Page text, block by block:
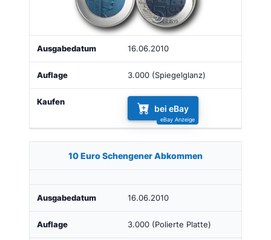
16.06.2010
3.000 (Spiegelglanz)
bei eBay
10 Euro Schengener Abkommen
16.06.2010
3.000 (Polierte Platte)